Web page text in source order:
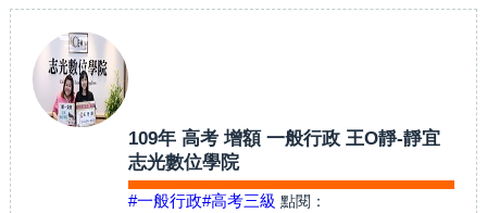
109年 高考 增額 一般行政 王O靜-靜宜
志光數位學院
#一般行政#高考三級 點閱：